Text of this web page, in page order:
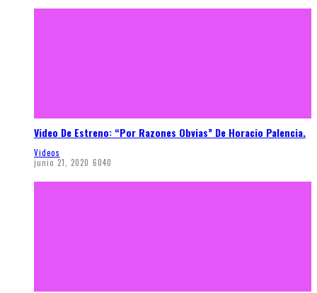
Video De Estreno: “Por Razones Obvias” De Horacio Palencia.
Videos
junio 21, 2020 6040